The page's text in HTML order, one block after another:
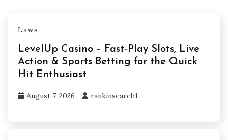
Laws
LevelUp Casino – Fast‑Play Slots, Live
Action & Sports Betting for the Quick
Hit Enthusiast
August 7, 2026 rankinsearch1